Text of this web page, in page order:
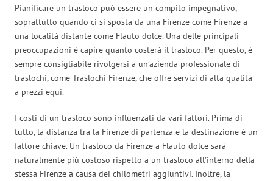
Pianificare un trasloco può essere un compito impegnativo,
soprattutto quando ci si sposta da una Firenze come Firenze a
una località distante come Flauto dolce. Una delle principali
preoccupazioni è capire quanto costerà il trasloco. Per questo, è
sempre consigliabile rivolgersi a un’azienda professionale di
traslochi, come Traslochi Firenze, che offre servizi di alta qualità
a prezzi equi.
I costi di un trasloco sono influenzati da vari fattori. Prima di
tutto, la distanza tra la Firenze di partenza e la destinazione è un
fattore chiave. Un trasloco da Firenze a Flauto dolce sarà
naturalmente più costoso rispetto a un trasloco all’interno della
stessa Firenze a causa dei chilometri aggiuntivi. Inoltre, la